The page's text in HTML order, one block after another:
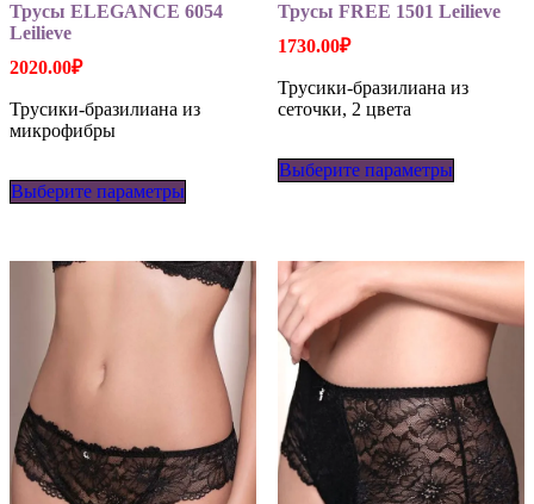
Трусы ELEGANCE 6054
Leilieve
2020.00₽
Трусики-бразилиана из
микрофибры
Выберите параметры
Опции
можно
выбрать
странице
товара.
Трусы FREE 1501 Leilieve
1730.00₽
Трусики-бразилиана из
сеточки, 2 цвета
Выберите параметры
можно
выбрать
на
странице
товара.